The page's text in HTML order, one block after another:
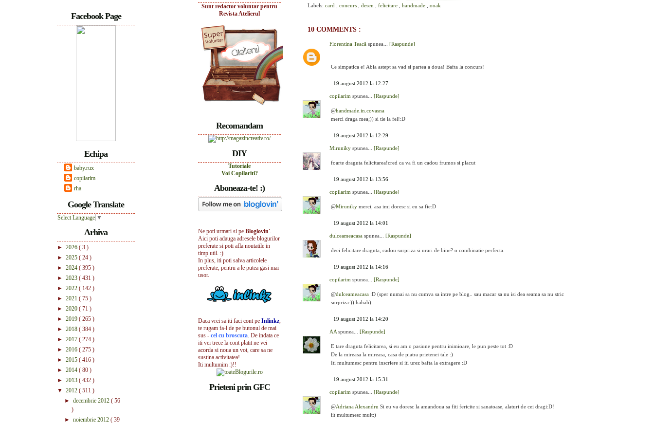
Labels: card concurs desen felicitare handmade ooak
10 COMMENTS :
Florentina Teacă spunea... [Raspunde]
Ce simpatica e! Abia astept sa vad si partea a doua! Bafta la concurs!
19 august 2012 la 12:27
copilarim spunea... [Raspunde]
@handmade.in.covasna
merci draga mea;)) si tie la fel!:D
19 august 2012 la 12:29
Miruniky spunea... [Raspunde]
foarte draguta felicitarea!cred ca va fi un cadou frumos si placut
19 august 2012 la 13:56
copilarim spunea... [Raspunde]
@Miruniky merci, asa imi doresc si eu sa fie:D
19 august 2012 la 14:01
dulceameacasa spunea... [Raspunde]
deci felicitare draguta, cadou surpriza si urari de bine? o combinatie perfecta.
19 august 2012 la 14:16
copilarim spunea... [Raspunde]
@dulceameacasa :D (sper numai sa nu cumva sa intre pe blog.. sau macar sa nu isi dea seama sa nu stric
surpriza:)) hahah)
19 august 2012 la 14:20
AA spunea... [Raspunde]
E tare draguta felicitarea, si eu am o pasiune pentru inimioare, le pun peste tot :D
De la mireasa la mireasa, casa de piatra prietenei tale :)
Iti multumesc pentru inscriere si iti urez bafta la extragere :D
19 august 2012 la 15:31
copilarim spunea... [Raspunde]
@Adriana Alexandru Si eu va doresc la amandoua sa fiti fericite si sanatoase, alaturi de cei dragi:D!
iit multumesc mult:)
Sunt redactor voluntar pentru
Revista Atelierul
Recomandam
DIY
Tutoriale
Voi Copilariti?
Aboneaza-te! :)
Ne poti urmari si pe Bloglovin'.
Aici poti adauga adresele blogurilor
preferate si poti afla noutatile in
timp util. :)
In plus, iti poti salva articolele
preferate, pentru a le putea gasi mai
usor.
Daca vrei sa iti faci cont pe Inlinkz,
te rugam fa-l de pe butonul de mai
sus - cel cu broscuta. De indata ce
iti vei trece la cont platit ne vei
acorda si noua un vot, care sa ne
sustina activitatea!
Iti multumim :)!!
Prieteni prin GFC
Facebook Page
Echipa
baby.rux
copilarim
rha
Google Translate
Select Language ▼
Arhiva
► 2026 ( 3 )
► 2025 ( 24 )
► 2024 ( 395 )
► 2023 ( 431 )
► 2022 ( 142 )
► 2021 ( 75 )
► 2020 ( 71 )
► 2019 ( 265 )
► 2018 ( 384 )
► 2017 ( 274 )
► 2016 ( 275 )
► 2015 ( 416 )
► 2014 ( 80 )
► 2013 ( 432 )
▼ 2012 ( 511 )
► decembrie 2012 ( 56
)
► noiembrie 2012 ( 39